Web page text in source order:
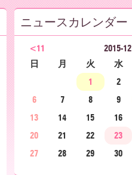
ニュースカレンダー
<11 2015-12
日
月 火 水
1
2
6
7 8 9
13
14 15 16
20
21 22 23
27
28 29 30